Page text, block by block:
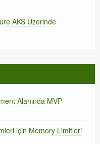
AKS Üzerinde
Alanında MVP
için Memory Limitleri